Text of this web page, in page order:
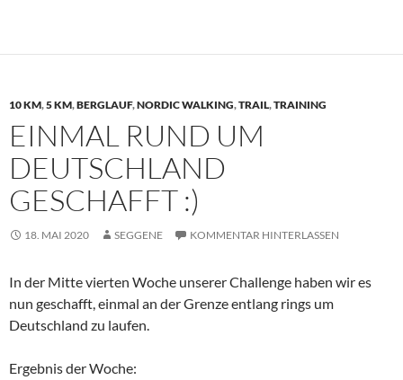
10 KM,5 KM,BERGLAUF,NORDIC WALKING,TRAIL,TRAINING
EINMAL RUND UM
DEUTSCHLAND
GESCHAFFT :)
18. MAI 2020 SEGGENE KOMMENTAR HINTERLASSEN
In der Mitte vierten Woche unserer Challenge haben wir es
nun geschafft, einmal an der Grenze entlang rings um
Deutschland zu laufen.
Ergebnis der Woche: